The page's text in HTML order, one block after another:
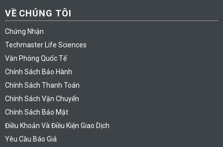
VỀ CHÚNG TÔI
Chứng Nhận
Techmaster Life Sciences
Văn Phòng Quốc Tế
Chính Sách Bảo Hành
Chính Sách Thanh Toán
Chính Sách Vận Chuyển
Chính Sách Bảo Mật
Điều Khoản Và Điều Kiện Giao Dịch
Yêu Cầu Báo Giá